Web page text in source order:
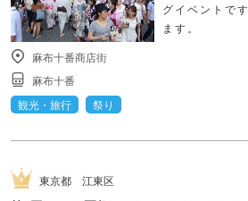
グイベントで
ます。
麻布十番商店街
麻布十番
観光・旅行
祭り
東京都 江東区